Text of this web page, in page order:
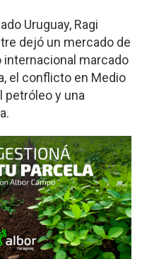
Uruguay, Ragi
dejó un mercado de
internacional marcado
el conflicto en Medio
petróleo y una